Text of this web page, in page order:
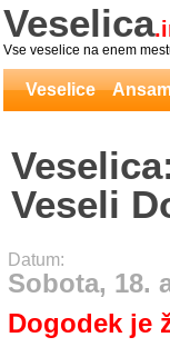
Veselica
Vse veselice na enem
Veselice
Veseli
Datum:
Sobota, 18.
Dogodek je